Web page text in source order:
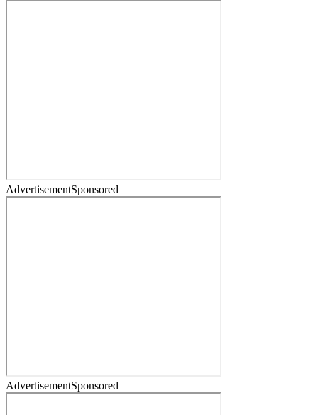
AdvertisementSponsored
AdvertisementSponsored